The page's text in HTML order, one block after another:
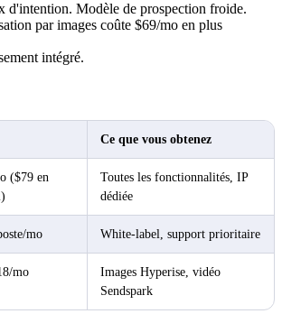
d'intention. Modèle de prospection froide.
par images coûte $69/mo en plus
intégré.
Ce que vous obtenez
($79 en
Toutes les fonctionnalités, IP
dédiée
mo White-label, support prioritaire
mo
Images Hyperise, vidéo
Sendspark